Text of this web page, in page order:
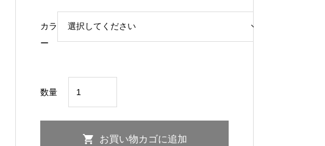
カラ
ー
数量
114.3-
お買い物カゴに追加